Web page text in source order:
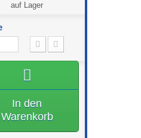
auf Lager
In den
Warenkorb